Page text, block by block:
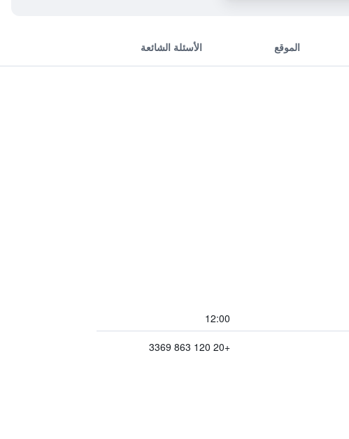
الموقع الأسئلة الشائعة
12:00
+20 120 863 3369